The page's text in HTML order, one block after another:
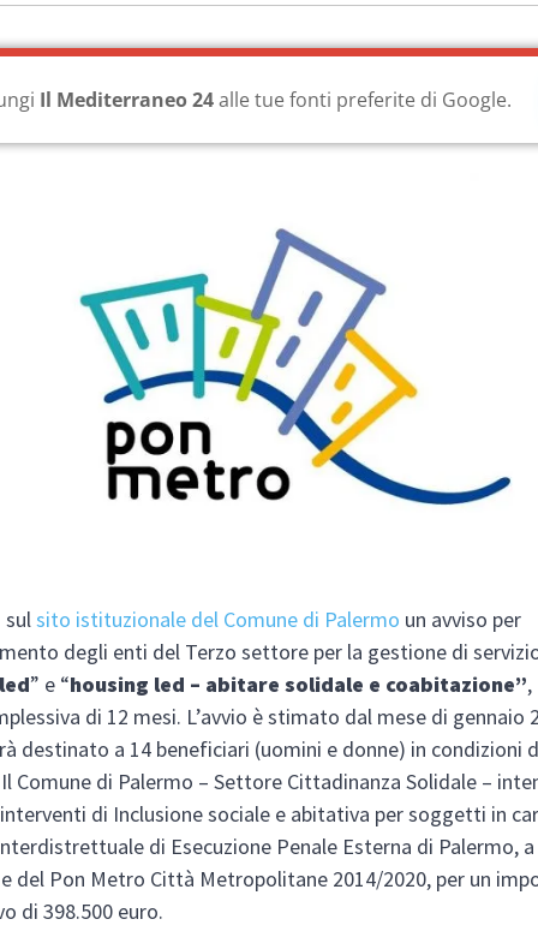
Il Mediterraneo 24alle tue fonti preferite di Google.
sulsito istituzionale del Comune di Palermo un avviso per
degli enti del Terzo settore per la gestione di
” e “housing led – abitare solidale e coabitazione”
di 12 mesi. L’avvio è stimato dal mese di gennaio
destinato a 14 beneficiari (uomini e donne) in condizioni
Comune di Palermo – Settore Cittadinanza Solidale –
di Inclusione sociale e abitativa per soggetti in
di Esecuzione Penale Esterna di Palermo,
del Pon Metro Città Metropolitane 2014/2020, per un
di 398.500 euro.